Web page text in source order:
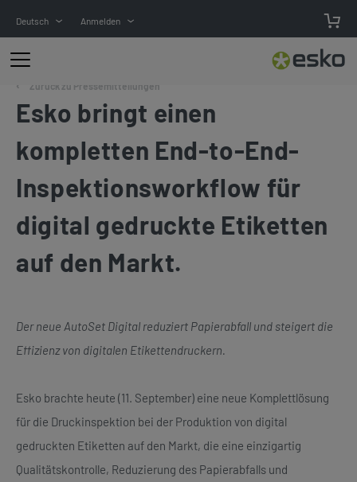
Deutsch Anmelden
Zurück zu Pressemitteilungen
Esko bringt einen
kompletten End-to-End-
Inspektionsworkflow für
digital gedruckte Etiketten
auf den Markt.
Der neue AutoSet Digital reduziert Papierabfall und steigert die
Effizienz von digitalen Etikettendruckern.
Esko brachte heute (11. September) eine neue Komplettlösung
für die Druckinspektion bei der Produktion von digital
gedruckten Etiketten auf den Markt, die eine einzigartig
Qualitätskontrolle, Reduzierung des Papierabfalls und